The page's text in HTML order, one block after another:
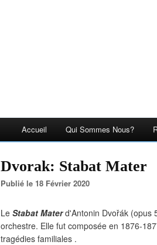
Accueil Qui Sommes Nous?
Dvorak: Stabat Mater
Publié le 18 Février 2020
Le Stabat Materd'Antonin Dvořák (opus
orchestre. Elle fut composée en 1876-
tragédies familiales .